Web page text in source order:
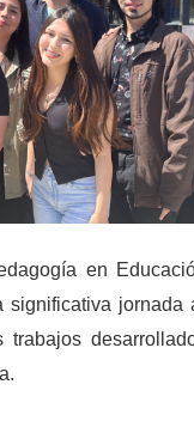
en
jornada